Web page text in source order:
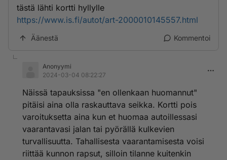
tästä lähti kortti hyllylle
https://www.is.fi/autot/art-2000010145557.html
Äänestä Kommentoi
Anonyymi
2024-03-04 08:22:27
Näissä tapauksissa "en ollenkaan huomannut"
pitäisi aina olla raskauttava seikka. Kortti pois
varoituksetta aina kun et huomaa autoillessasi
vaarantavasi jalan tai pyörällä kulkevien
turvallisuutta. Tahallisesta vaarantamisesta voisi
riittää kunnon rapsut, silloin tilanne kuitenkin